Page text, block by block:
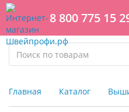
8 800 775 15
Главная Каталог